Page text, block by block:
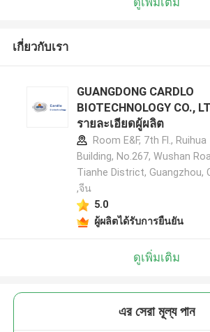
เกี่ยวกับเรา
GUANGDONG CARDLO
BIOTECHNOLOGY CO.,
รายละเอียดผู้ผลิต
Room E&F, 7th Fl., Ruihua
Building, No.267, Wushan
Tianhe District, Guangzhou,
,จีน
5.0
ผู้ผลิตได้รับการยืนยัน
ดูเพิ่มเติม
এর সেরা মূল্য পান